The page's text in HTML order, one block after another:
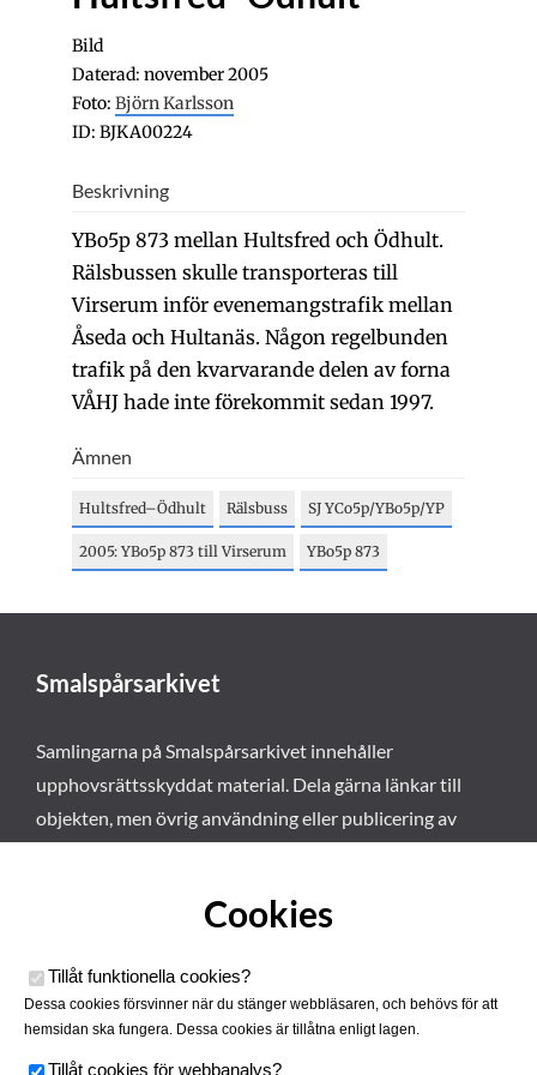
Bild
Daterad: november 2005
Foto: Björn Karlsson
ID: BJKA00224
Beskrivning
YBo5p 873 mellan Hultsfred och Ödhult.
Rälsbussen skulle transporteras till
Virserum inför evenemangstrafik mellan
Åseda och Hultanäs. Någon regelbunden
trafik på den kvarvarande delen av forna
VÅHJ hade inte förekommit sedan 1997.
Ämnen
Hultsfred–Ödhult Rälsbuss SJ YCo5p/YBo5p/YP
2005: YBo5p 873 till Virserum YBo5p 873
Smalspårsarkivet
Samlingarna på Smalspårsarkivet innehåller
upphovsrättsskyddat material. Dela gärna länkar till
objekten, men övrig användning eller publicering av
Cookies
Tillåt funktionella cookies?
Dessa cookies försvinner när du stänger webbläsaren, och behövs för att
hemsidan ska fungera. Dessa cookies är tillåtna enligt lagen.
Tillåt cookies för webbanalys?